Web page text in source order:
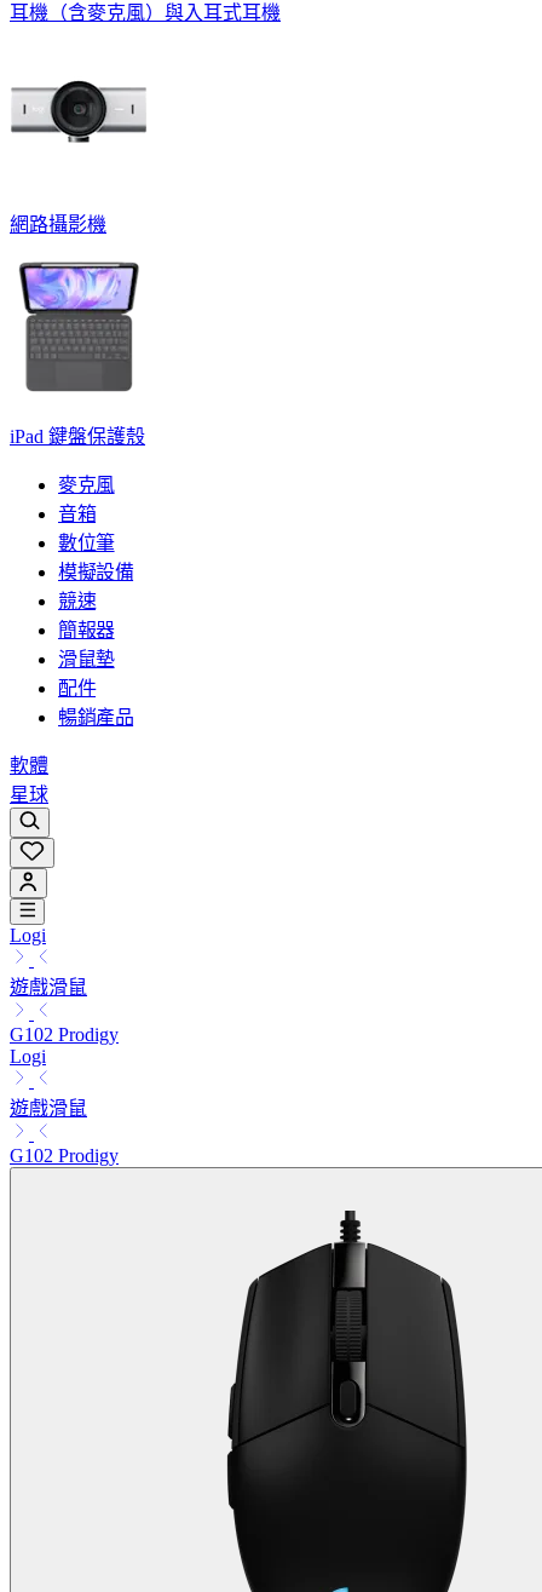
耳機（含麥克風）與入耳式耳機
網路攝影機
iPad 鍵盤保護殼
麥克風
音箱
數位筆
模擬設備
競速
簡報器
滑鼠墊
配件
暢銷產品
軟體
星球
Logi
遊戲滑鼠
G102 Prodigy
Logi
遊戲滑鼠
G102 Prodigy